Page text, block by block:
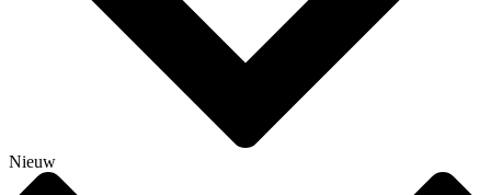
Nieuw